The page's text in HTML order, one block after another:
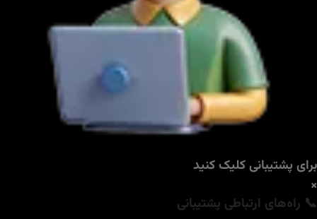
برای پشتیبانی کلیک کنید
×
📞 راه‌های ارتباطی پشتیبانی